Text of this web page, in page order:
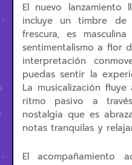
El nuevo
incluye un timbre de
frescura, es
sentimentalismo a flor
interpretación
puedas sentir la
La musicalización
ritmo pasivo a
nostalgia que es
notas tranquilas y
El acompañamiento